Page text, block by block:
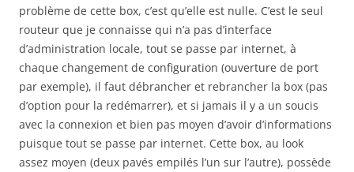
problème de cette box, c’est qu’elle est nulle. C’est le seul
routeur que je connaisse qui n’a pas d’interface
d’administration locale, tout se passe par internet, à
chaque changement de configuration (ouverture de port
par exemple), il faut débrancher et rebrancher la box (pas
d’option pour la redémarrer), et si jamais il y a un soucis
avec la connexion et bien pas moyen d’avoir d’informations
puisque tout se passe par internet. Cette box, au look
assez moyen (deux pavés empilés l’un sur l’autre), possède